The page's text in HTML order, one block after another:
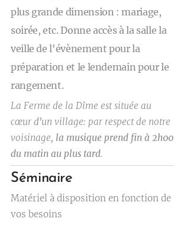
plus grande dimension : mariage,
soirée, etc. Donne accès à la salle la
veille de l'évènement pour la
préparation et le lendemain pour le
rangement.
La Ferme de la Dîme est située au
cœur d'un village: par respect de notre
voisinage, la musique prend fin à 2h00
du matin au plus tard.
Séminaire
Matériel à disposition en fonction de
vos besoins